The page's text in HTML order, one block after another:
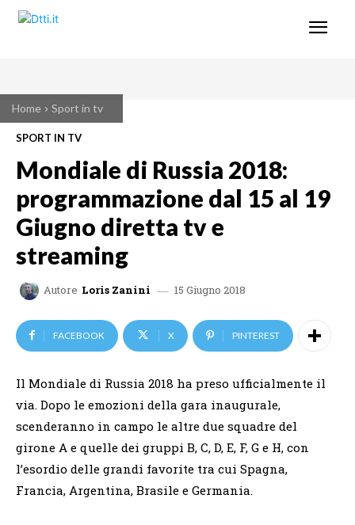
Home Sport in tv
SPORT IN TV
Mondiale di Russia 2018:
programmazione dal 15 al 19
Giugno diretta tv e
streaming
Autore Loris Zanini 15 Giugno 2018
FACEBOOK X PINTEREST
Il Mondiale di Russia 2018 ha preso ufficialmente il
via. Dopo le emozioni della gara inaugurale,
scenderanno in campo le altre due squadre del
girone A e quelle dei gruppi B, C, D, E, F, G e H, con
l’esordio delle grandi favorite tra cui Spagna,
Francia, Argentina, Brasile e Germania.